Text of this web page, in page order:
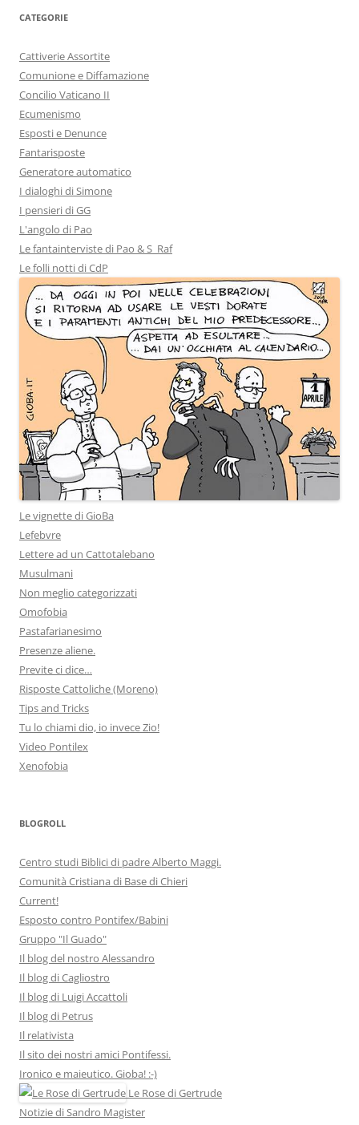
CATEGORIE
Cattiverie Assortite
Comunione e Diffamazione
Concilio Vaticano II
Ecumenismo
Esposti e Denunce
Fantarisposte
Generatore automatico
I dialoghi di Simone
I pensieri di GG
L'angolo di Pao
Le fantainterviste di Pao & S_Raf
Le folli notti di CdP
Le vignette di GioBa
Lefebvre
Lettere ad un Cattotalebano
Musulmani
Non meglio categorizzati
Omofobia
Pastafarianesimo
Presenze aliene.
Previte ci dice…
Risposte Cattoliche (Moreno)
Tips and Tricks
Tu lo chiami dio, io invece Zio!
Video Pontilex
Xenofobia
BLOGROLL
Centro studi Biblici di padre Alberto Maggi.
Comunità Cristiana di Base di Chieri
Current!
Esposto contro Pontifex/Babini
Gruppo "Il Guado"
Il blog del nostro Alessandro
Il blog di Cagliostro
Il blog di Luigi Accattoli
Il blog di Petrus
Il relativista
Il sito dei nostri amici Pontifessi.
Ironico e maieutico. Gioba! :-)
Le Rose di Gertrude
Notizie di Sandro Magister